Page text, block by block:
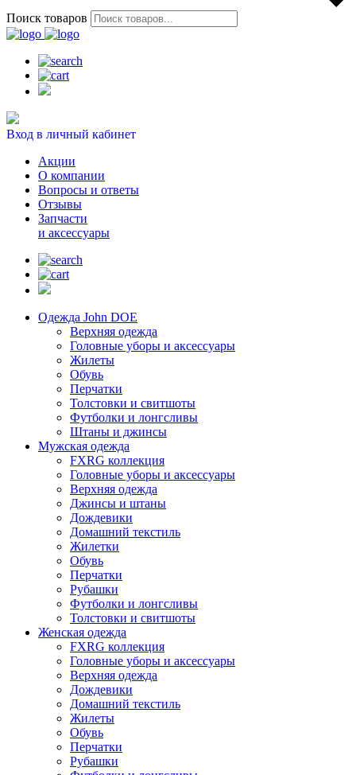
Поиск товаров
Вход в личный кабинет
Акции
О компании
Вопросы и ответы
Отзывы
Запчасти
и аксессуары
Одежда John DOE
Верхняя одежда
Головные уборы и аксессуары
Жилеты
Обувь
Перчатки
Толстовки и свитшоты
Футболки и лонгсливы
Штаны и джинсы
Мужская одежда
FXRG коллекция
Головные уборы и аксессуары
Верхняя одежда
Джинсы и штаны
Дождевики
Домашний текстиль
Жилетки
Обувь
Перчатки
Рубашки
Футболки и лонгсливы
Толстовки и свитшоты
Женская одежда
FXRG коллекция
Головные уборы и аксессуары
Верхняя одежда
Дождевики
Домашний текстиль
Жилеты
Обувь
Перчатки
Рубашки